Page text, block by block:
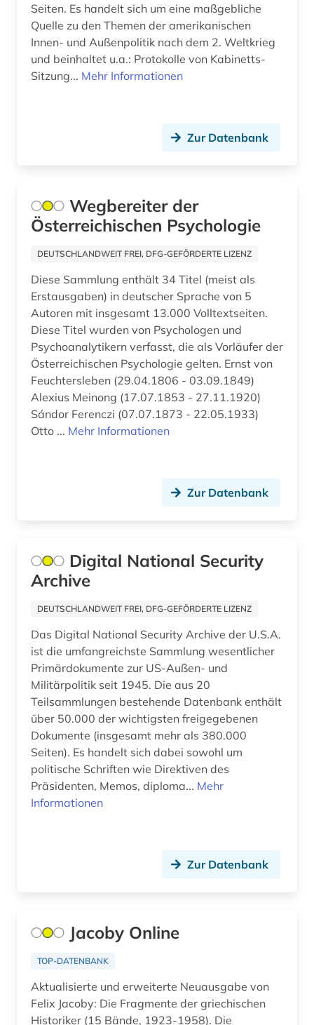
geschichte 1200-2000 (1)
geschichte 1232-2001 (1)
geschichte 1272-1509 (1)
geschichte 1400-1700 (1)
geschichte 1480-1900 (1)
geschichte 1485-1788 (1)
geschichte 1500 – 1800 (1)
geschichte 1500-1700 (1)
geschichte 1500-1800 (1)
geschichte 1500-2000 (1)
geschichte 1550-1630 (1)
geschichte 1570-1732 (1)
geschichte 1600-1995 (1)
geschichte 1654-1954 (2)
geschichte 1692-1998 (1)
geschichte 1700-1900 (2)
geschichte 1732-1754 (1)
geschichte 1740-1945 (1)
geschichte 1789-1960 (1)
geschichte 1797-1947 (1)
geschichte 1832-1901 (1)
geschichte 1834-1838 (1)
Seiten. Es handelt sich um eine maßgebliche
Quelle zu den Themen der amerikanischen
Innen- und Außenpolitik nach dem 2. Weltkrieg
und beinhaltet u.a.: Protokolle von Kabinetts-
Sitzung... Mehr Informationen
Zur Datenbank
Wegbereiter der
Österreichischen Psychologie
DEUTSCHLANDWEIT FREI, DFG-GEFÖRDERTE LIZENZ
Diese Sammlung enthält 34 Titel (meist als
Erstausgaben) in deutscher Sprache von 5
Autoren mit insgesamt 13.000 Volltextseiten.
Diese Titel wurden von Psychologen und
Psychoanalytikern verfasst, die als Vorläufer der
Österreichischen Psychologie gelten. Ernst von
Feuchtersleben (29.04.1806 - 03.09.1849)
Alexius Meinong (17.07.1853 - 27.11.1920)
Sándor Ferenczi (07.07.1873 - 22.05.1933)
Otto ... Mehr Informationen
Zur Datenbank
Digital National Security
Archive
DEUTSCHLANDWEIT FREI, DFG-GEFÖRDERTE LIZENZ
Das Digital National Security Archive der U.S.A.
ist die umfangreichste Sammlung wesentlicher
Primärdokumente zur US-Außen- und
Militärpolitik seit 1945. Die aus 20
Teilsammlungen bestehende Datenbank enthält
über 50.000 der wichtigsten freigegebenen
Dokumente (insgesamt mehr als 380.000
Seiten). Es handelt sich dabei sowohl um
politische Schriften wie Direktiven des
Präsidenten, Memos, diploma... Mehr
Informationen
Zur Datenbank
Jacoby Online
TOP-DATENBANK
Aktualisierte und erweiterte Neuausgabe von
Felix Jacoby: Die Fragmente der griechischen
Historiker (15 Bände, 1923-1958). Die